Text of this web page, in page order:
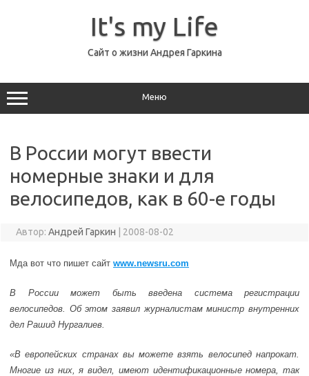
It's my Life
Сайт о жизни Андрея Гаркина
Меню
В России могут ввести
номерные знаки и для
велосипедов, как в 60-е годы
Автор: Андрей Гаркин 2008-08-02
Мда вот что пишет сайт www.newsru.com
В России может быть введена система регистрации
велосипедов. Об этом заявил журналистам министр внутренних
дел Рашид Нургалиев.
«В европейских странах вы можете взять велосипед напрокат.
Многие из них, я видел, имеют идентификационные номера, так